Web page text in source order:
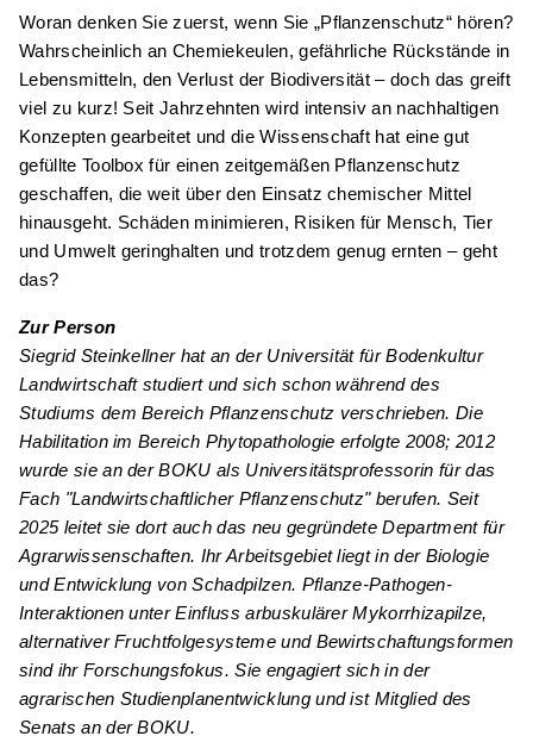
Woran denken Sie zuerst, wenn Sie „Pflanzenschutz“ hören?
Wahrscheinlich an Chemiekeulen, gefährliche Rückstände in
Lebensmitteln, den Verlust der Biodiversität – doch das greift
viel zu kurz! Seit Jahrzehnten wird intensiv an nachhaltigen
Konzepten gearbeitet und die Wissenschaft hat eine gut
gefüllte Toolbox für einen zeitgemäßen Pflanzenschutz
geschaffen, die weit über den Einsatz chemischer Mittel
hinausgeht. Schäden minimieren, Risiken für Mensch, Tier
und Umwelt geringhalten und trotzdem genug ernten – geht
das?
Zur Person
Siegrid Steinkellner hat an der Universität für Bodenkultur
Landwirtschaft studiert und sich schon während des
Studiums dem Bereich Pflanzenschutz verschrieben. Die
Habilitation im Bereich Phytopathologie erfolgte 2008; 2012
wurde sie an der BOKU als Universitätsprofessorin für das
Fach "Landwirtschaftlicher Pflanzenschutz" berufen. Seit
2025 leitet sie dort auch das neu gegründete Department für
Agrarwissenschaften. Ihr Arbeitsgebiet liegt in der Biologie
und Entwicklung von Schadpilzen. Pflanze-Pathogen-
Interaktionen unter Einfluss arbuskulärer Mykorrhizapilze,
alternativer Fruchtfolgesysteme und Bewirtschaftungsformen
sind ihr Forschungsfokus. Sie engagiert sich in der
agrarischen Studienplanentwicklung und ist Mitglied des
Senats an der BOKU.